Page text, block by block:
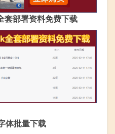
套部署资料免费下载
体批量下载